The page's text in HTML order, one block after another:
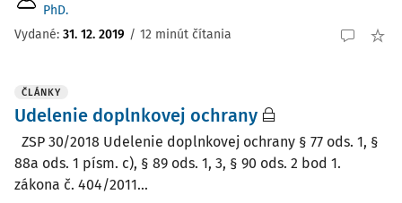
PhD.
Vydané: 31. 12. 2019 / 12 minút čítania
ČLÁNKY
Udelenie doplnkovej ochrany
ZSP 30/2018 Udelenie doplnkovej ochrany § 77 ods. 1, §
88a ods. 1 písm. c), § 89 ods. 1, 3, § 90 ods. 2 bod 1.
zákona č. 404/2011...